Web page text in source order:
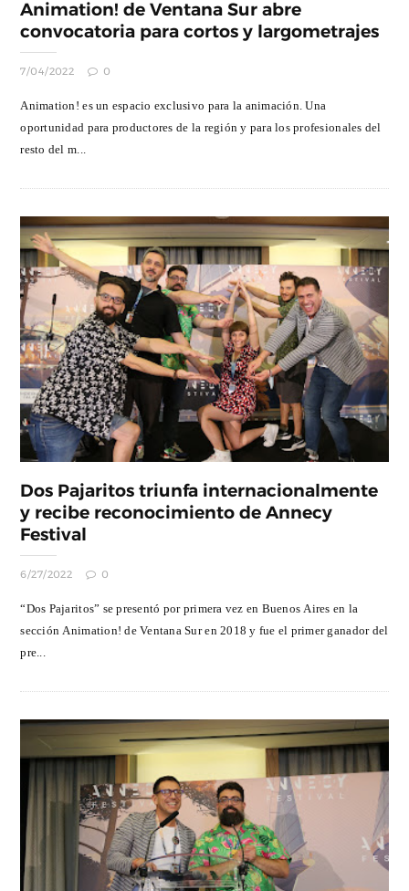
Animation! de Ventana Sur abre
convocatoria para cortos y largometrajes
7/04/2022 0
Animation! es un espacio exclusivo para la animación. Una
oportunidad para productores de la región y para los profesionales del
resto del m...
Dos Pajaritos triunfa internacionalmente
y recibe reconocimiento de Annecy
Festival
6/27/2022 0
“Dos Pajaritos” se presentó por primera vez en Buenos Aires en la
sección Animation! de Ventana Sur en 2018 y fue el primer ganador del
pre...